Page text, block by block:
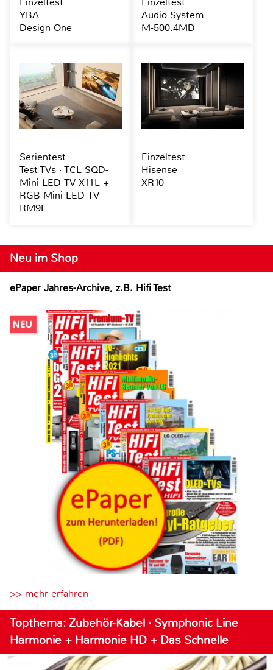
Neu im Shop
ePaper Jahres-Archive, z.B. Hifi Test
>> mehr erfahren
Topthema: Zubehör-Kabel · Symphonic Line
Harmonie + Harmonie HD + Das Schnelle
YBA
Design One
Audio System
M-500.4MD
Serientest
Test TVs · TCL SQD-
Mini-LED-TV X11L +
RGB-Mini-LED-TV
RM9L
Einzeltest
Hisense
XR10